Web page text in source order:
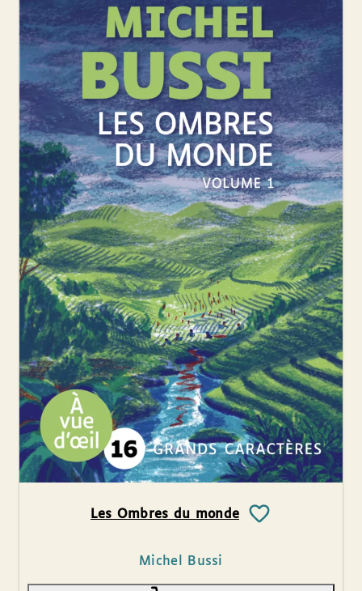
Les Ombres du monde
Michel Bussi